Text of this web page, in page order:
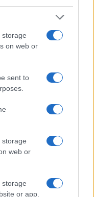
storage
on web or
sent to
storage
web or
storage
or app.
koji odgovara
okvira mandata
bonskih
- teško je
BiH, Ćerimagić
priča o
integracija
među političarima
naglašava on.